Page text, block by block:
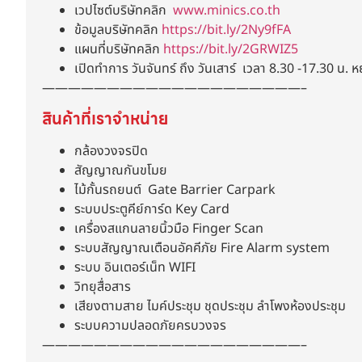
เวปไซต์บริษัทคลิก www.minics.co.th
ข้อมูลบริษัทคลิก https://bit.ly/2Ny9fFA
แผนที่บริษัทคลิก https://bit.ly/2GRWIZ5
เปิดทำการ วันจันทร์ ถึง วันเสาร์ เวลา 8.30 -17.30 น.
————————————————————–
สินค้าที่เราจำหน่าย
กล้องวงจรปิด
สัญญาณกันขโมย
ไม้กั้นรถยนต์ Gate Barrier Carpark
ระบบประตูคีย์การ์ด Key Card
เครื่องสแกนลายนิ้วมือ Finger Scan
ระบบสัญญาณเตือนอัคคีภัย Fire Alarm system
ระบบ อินเตอร์เน็ท WIFI
วิทยุสื่อสาร
เสียงตามสาย ไมค์ประชุม ชุดประชุม ลำโพงห้องประชุม
ระบบความปลอดภัยครบวงจร
————————————————————–